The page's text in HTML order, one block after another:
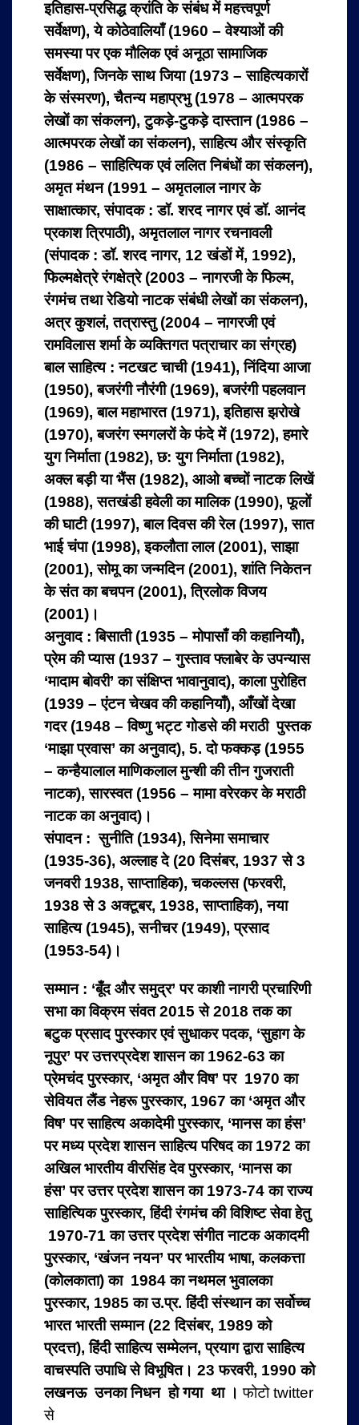
इतिहास-प्रसिद्ध क्रांति के संबंध में महत्त्वपूर्ण
सर्वेक्षण), ये कोठेवालियाँ (1960 – वेश्‍याओं की
समस्‍या पर एक मौलिक एवं अनूठा सामाजिक
सर्वेक्षण), जिनके साथ जिया (1973 – साहित्‍यकारों
के संस्‍मरण), चैतन्‍य महाप्रभु (1978 – आत्‍मपरक
लेखों का संकलन), टुकड़े-टुकड़े दास्‍तान (1986 –
आत्‍मपरक लेखों का संकलन), साहित्‍य और संस्‍कृति
(1986 – साहित्यिक एवं ललित निबंधों का संकलन),
अमृत मंथन (1991 – अमृतलाल नागर के
साक्षात्‍कार, संपादक : डॉ. शरद नागर एवं डॉ. आनंद
प्रकाश त्रिपाठी), अमृतलाल नागर रचनावली
(संपादक : डॉ. शरद नागर, 12 खंडों में, 1992),
फिल्‍मक्षेत्रे रंगक्षेत्रे (2003 – नागरजी के फिल्‍म,
रंगमंच तथा रेडियो नाटक संबंधी लेखों का संकलन),
अत्र कुशलं, तत्रास्‍तु (2004 – नागरजी एवं
रामविलास शर्मा के व्‍यक्तिगत पत्राचार का संग्रह)
बाल साहित्‍य : नटखट चाची (1941), निंदिया आजा
(1950), बजरंगी नौरंगी (1969), बजरंगी पहलवान
(1969), बाल महाभारत (1971), इतिहास झरोखे
(1970), बजरंग स्‍मगलरों के फंदे में (1972), हमारे
युग निर्माता (1982), छ: युग निर्माता (1982),
अक्ल बड़ी या भैंस (1982), आओ बच्‍चों नाटक लिखें
(1988), सतखंडी हवेली का मालिक (1990), फूलों
की घाटी (1997), बाल दिवस की रेल (1997), सात
भाई चंपा (1998), इकलौता लाल (2001), साझा
(2001), सोमू का जन्‍मदिन (2001), शांति निकेतन
के संत का बचपन (2001), त्रिलोक विजय
(2001)।
अनुवाद : बिसाती (1935 – मोपासाँ की कहानियाँ),
प्रेम की प्‍यास (1937 – गुस्‍ताव फ्लाबेर के उपन्‍यास
‘मादाम बोवरी’ का संक्षिप्‍त भावानुवाद), काला पुरोहित
(1939 – एंटन चेखव की कहानियाँ), आँखों देखा
गदर (1948 – विष्‍णु भट्ट गोडसे की मराठी पुस्‍तक
‘माझा प्रवास’ का अनुवाद), 5. दो फक्‍कड़ (1955
– कन्‍हैयालाल माणिकलाल मुन्‍शी की तीन गुजराती
नाटक), सारस्‍वत (1956 – मामा वरेरकर के मराठी
नाटक का अनुवाद)।
संपादन : सुनीति (1934), सिनेमा समाचार
(1935-36), अल्‍लाह दे (20 दिसंबर, 1937 से 3
जनवरी 1938, साप्‍ताहिक), चकल्‍लस (फरवरी,
1938 से 3 अक्‍टूबर, 1938, साप्‍ताहिक), नया
साहित्‍य (1945), सनीचर (1949), प्रसाद
(1953-54)।
सम्मान : ‘बूँद और समुद्र’ पर काशी नागरी प्रचारिणी
सभा का विक्रम संवत 2015 से 2018 तक का
बटुक प्रसाद पुरस्‍कार एवं सुधाकर पदक, ‘सुहाग के
नूपुर’ पर उत्तरप्रदेश शासन का 1962-63 का
प्रेमचंद पुरस्‍कार, ‘अमृत और विष’ पर 1970 का
सेवियत लैंड नेहरू पुरस्‍कार, 1967 का ‘अमृत और
विष’ पर साहित्‍य अकादेमी पुरस्‍कार, ‘मानस का हंस’
पर मध्‍य प्रदेश शासन साहित्‍य परिषद का 1972 का
अखिल भारतीय वीरसिंह देव पुरस्‍कार, ‘मानस का
हंस’ पर उत्तर प्रदेश शासन का 1973-74 का राज्‍य
साहित्यिक पुरस्‍कार, हिंदी रंगमंच की विशिष्‍ट सेवा हेतु
1970-71 का उत्तर प्रदेश संगीत नाटक अकादमी
पुरस्‍कार, ‘खंजन नयन’ पर भारतीय भाषा, कलकत्ता
(कोलकाता) का 1984 का नथमल भुवालका
पुरस्‍कार, 1985 का उ.प्र. हिंदी संस्‍थान का सर्वोच्‍च
भारत भारती सम्‍मान (22 दिसंबर, 1989 को
प्रदत्त), हिंदी साहित्‍य सम्‍मेलन, प्रयाग द्वारा साहित्‍य
वाचस्‍पति उपाधि से विभूषित। 23 फरवरी, 1990 को
लखनऊ उनका निधन हो गया था ।फोटो twitter
से